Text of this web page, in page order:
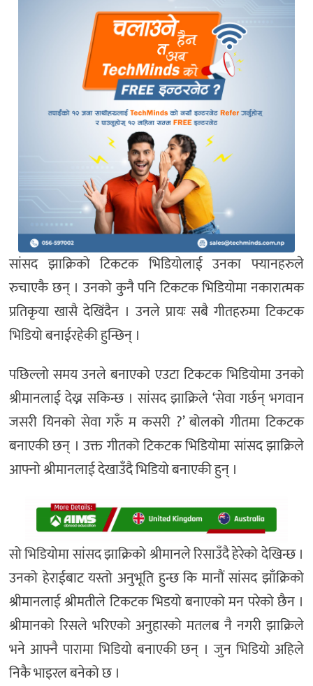
सांसद झाक्रिको टिकटक भिडियोलाई उनका फ्यानहरुले
रुचाएकै छन् । उनको कुनै पनि टिकटक भिडियोमा नकारात्मक
प्रतिकृया खासै देखिंदैन । उनले प्रायः सबै गीतहरुमा टिकटक
भिडियो बनाईरहेकी हुन्छिन् ।
पछिल्लो समय उनले बनाएको एउटा टिकटक भिडियोमा उनको
श्रीमानलाई देख्न सकिन्छ । सांसद झाक्रिले ‘सेवा गर्छन् भगवान
जसरी यिनको सेवा गरुँ म कसरी ?’ बोलको गीतमा टिकटक
बनाएकी छन् । उक्त गीतको टिकटक भिडियोमा सांसद झाक्रिले
आफ्नो श्रीमानलाई देखाउँदै भिडियो बनाएकी हुन् ।
सो भिडियोमा सांसद झाक्रिको श्रीमानले रिसाउँदै हेरेको देखिन्छ ।
उनको हेराईबाट यस्तो अनुभूति हुन्छ कि मानौं सांसद झाँक्रिको
श्रीमानलाई श्रीमतीले टिकटक भिडयो बनाएको मन परेको छैन ।
श्रीमानको रिसले भरिएको अनुहारको मतलब नै नगरी झाक्रिले
भने आफ्नै पारामा भिडियो बनाएकी छन् । जुन भिडियो अहिले
निकै भाइरल बनेको छ ।